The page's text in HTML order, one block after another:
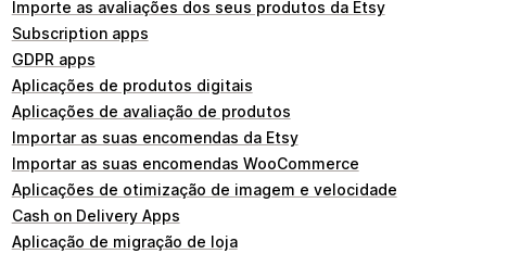
Importe as avaliações dos seus produtos da Etsy
Subscription apps
GDPR apps
Aplicações de produtos digitais
Aplicações de avaliação de produtos
Importar as suas encomendas da Etsy
Importar as suas encomendas WooCommerce
Aplicações de otimização de imagem e velocidade
Cash on Delivery Apps
Aplicação de migração de loja